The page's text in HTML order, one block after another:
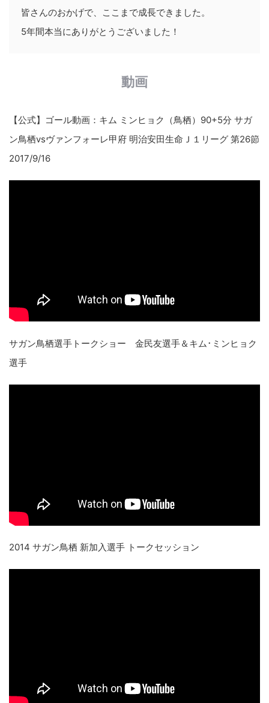
皆さんのおかげで、ここまで成長できました。
5年間本当にありがとうございました！
動画
【公式】ゴール動画：キム ミンヒョク（鳥栖）90+5分 サガ
ン鳥栖vsヴァンフォーレ甲府 明治安田生命Ｊ１リーグ 第26節
2017/9/16
サガン鳥栖選手トークショー 金民友選手＆キム･ミンヒョク
選手
2014 サガン鳥栖 新加入選手 トークセッション